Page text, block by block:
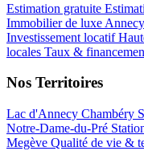
Estimation gratuite
Immobilier de luxe Annecy
Investissement locatif
locales Taux &
Nos Territoires
Lac d'Annecy Chambéry
Notre-Dame-du-Pré
Megève Qualité de vie &